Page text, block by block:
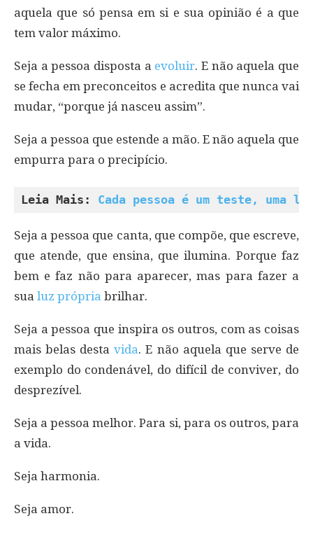
aquela que só pensa em si e sua opinião é a que
tem valor máximo.
Seja a pessoa disposta a evoluir. E não aquela que
se fecha em preconceitos e acredita que nunca vai
mudar, “porque já nasceu assim”.
Seja a pessoa que estende a mão. E não aquela que
empurra para o precipício.
Leia Mais: Cada pessoa é um teste, uma
Seja a pessoa que canta, que compõe, que escreve,
que atende, que ensina, que ilumina. Porque faz
bem e faz não para aparecer, mas para fazer a
sua luz própria brilhar.
Seja a pessoa que inspira os outros, com as coisas
mais belas destavida. E não aquela que serve de
exemplo do condenável, do difícil de conviver, do
desprezível.
Seja a pessoa melhor. Para si, para os outros, para
a vida.
Seja harmonia.
Seja amor.